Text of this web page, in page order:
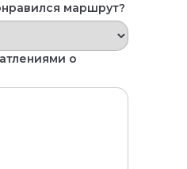
маршрут?
о